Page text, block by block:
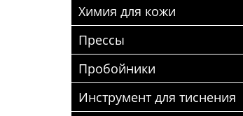
Химия для кожи
Прессы
Пробойники
Инструмент для тиснения